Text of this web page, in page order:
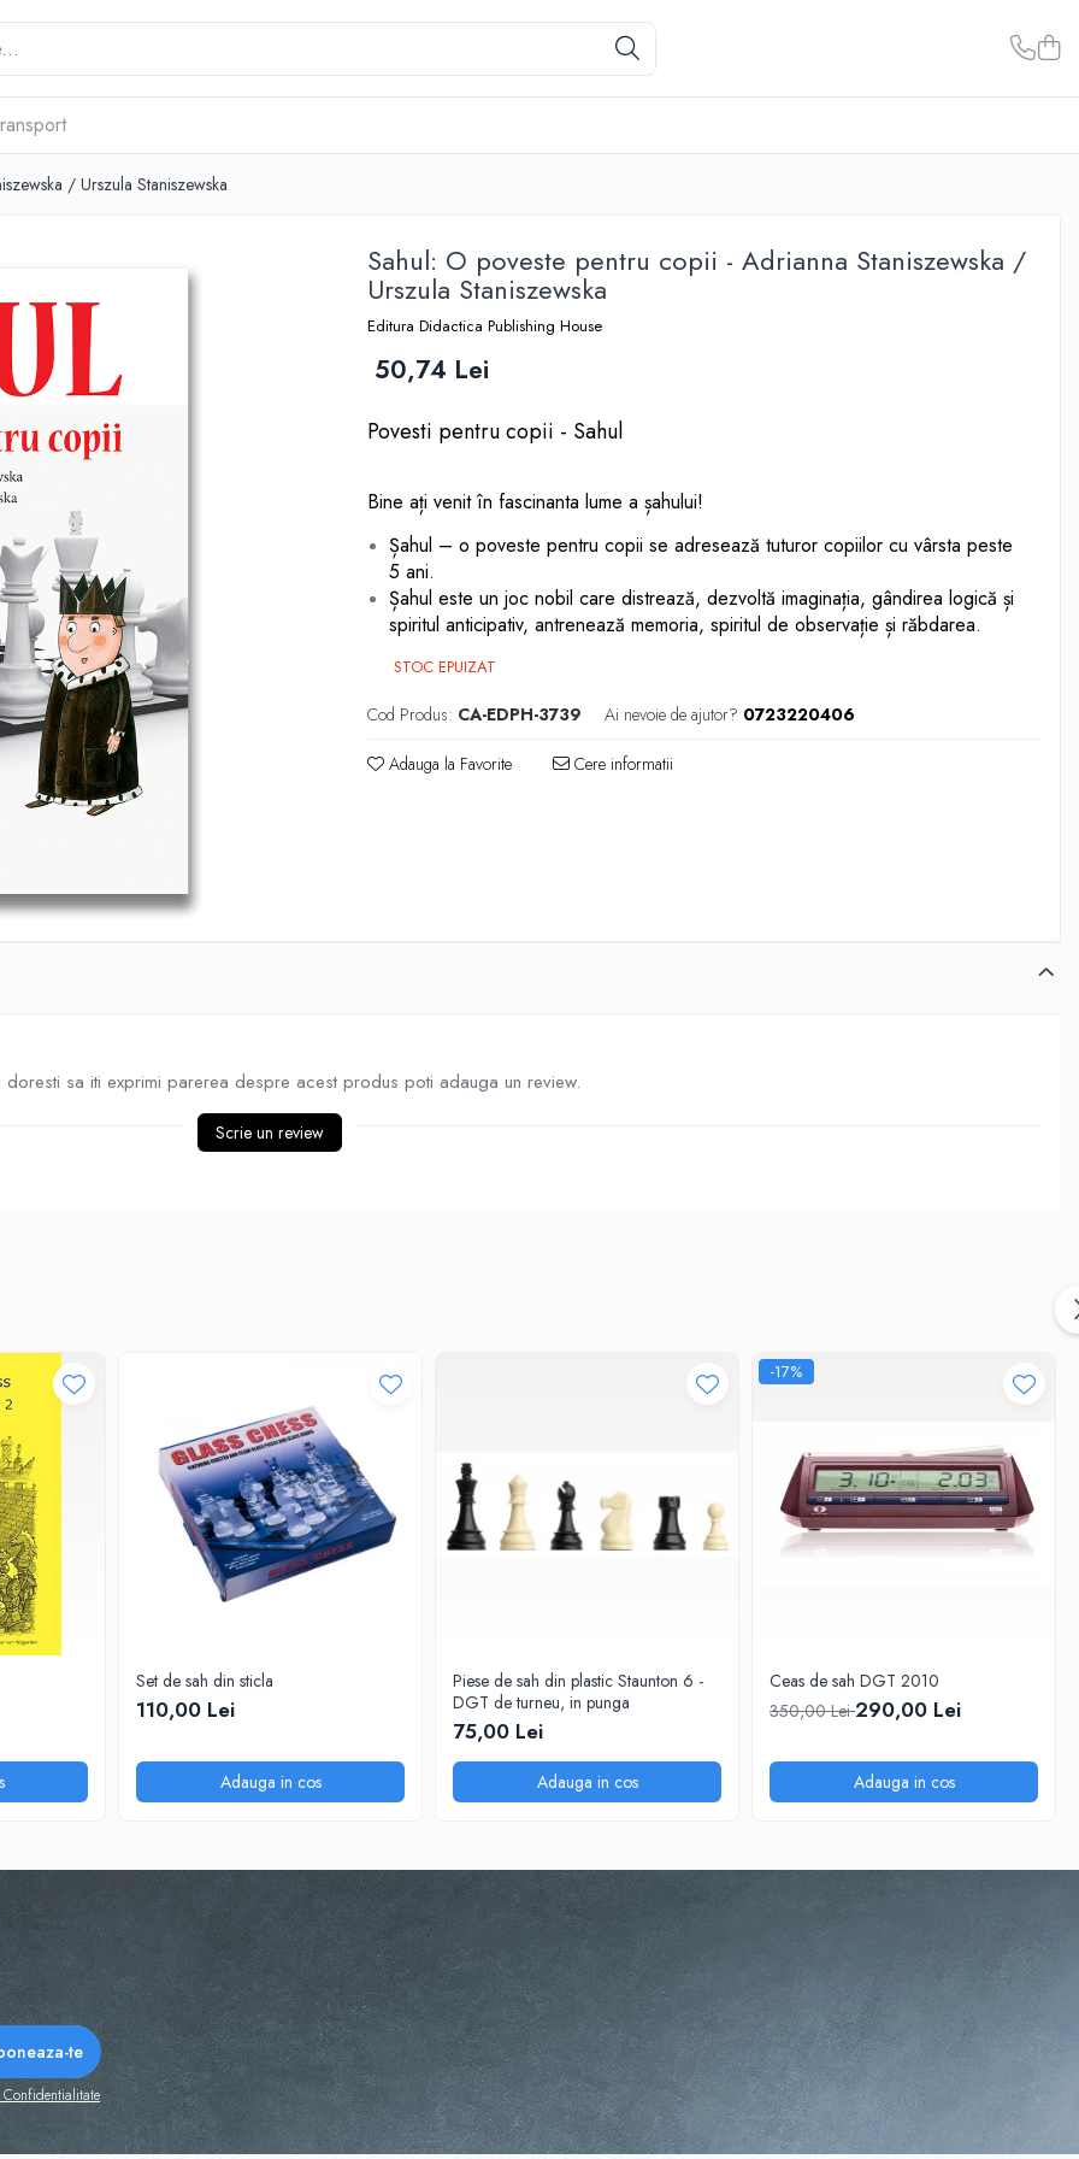
/ Urszula Staniszewska
Sahul: O poveste pentru copii - Adrianna Staniszewska /
Urszula Staniszewska
Editura Didactica Publishing House
50,74 Lei
Povesti pentru copii - Sahul
Bine ați venit în fascinanta lume a șahului!
Șahul – o poveste pentru copii se adresează tuturor copiilor cu vârsta peste
5 ani.
Șahul este un joc nobil care distrează, dezvoltă imaginația, gândirea logică și
spiritul anticipativ, antrenează memoria, spiritul de observație și răbdarea.
STOC EPUIZAT
Cod Produs: CA-EDPH-3739 Ai nevoie de ajutor? 0723220406
Adauga la Favorite Cere informatii
doresti sa iti exprimi parerea despre acest produs poti adauga un review.
Scrie un review
Set de sah din sticla
110,00 Lei
Adauga in cos
Piese de sah din plastic Staunton 6 -
DGT de turneu, in punga
75,00 Lei
Adauga in cos
-17%
Ceas de sah DGT 2010
350,00 Lei290,00 Lei
Adauga in cos